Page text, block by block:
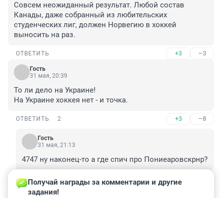
Совсем неожиданный результат. Любой состав
Канады, даже собранный из любительских
студенческих лиг, должен Норвегию в хоккей
выносить на раз.
ОТВЕТИТЬ +3 –3
Гость
31 мая, 20:39
То ли дело на Украине!
На Украине хоккея нет - и точка.
ОТВЕТИТЬ 2 +3 –8
Гость
31 мая, 21:13
4747 ну наконец-то а где спич про Пониеаровскрнр?
ОТВЕТИТЬ
Гость
Получай награды за комментарии и другие
задания!